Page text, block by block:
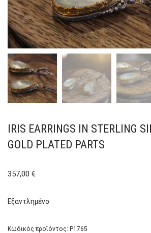
IRIS EARRINGS IN STERLING
GOLD PLATED PARTS
357,00 €
Εξαντλημένο
Κωδικός προϊόντος: P1765